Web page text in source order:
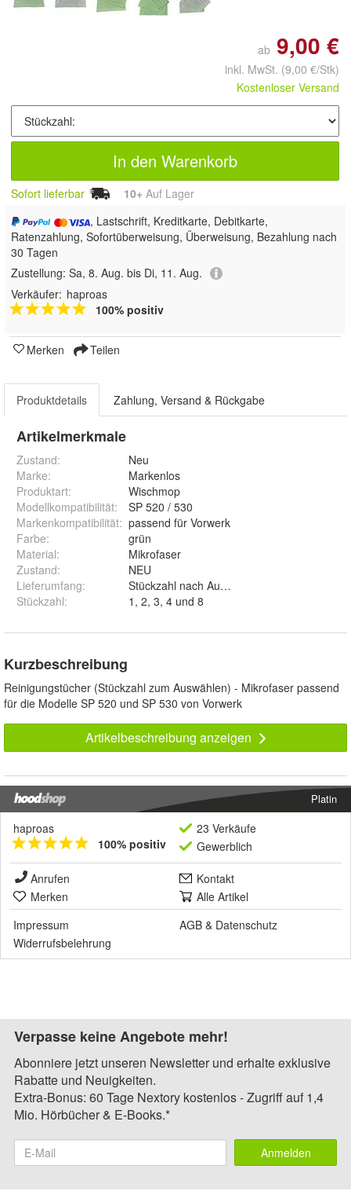
ab 9,00 €
inkl. MwSt. (9,00 €/Stk)
Kostenloser Versand
In den Warenkorb
Sofort lieferbar 10+ Auf Lager
, Lastschrift, Kreditkarte, Debitkarte,
Ratenzahlung, Sofortüberweisung, Überweisung, Bezahlung nach
30 Tagen
Zustellung: Sa, 8. Aug. bis Di, 11. Aug.
Verkäufer: haproas
100% positiv
Merken Teilen
Produktdetails Zahlung, Versand & Rückgabe
Artikelmerkmale
Zustand:
Neu
Marke:
Markenlos
Produktart:
Wischmop
Modellkompatibilität:
SP 520 / 530
Markenkompatibilität: passend für Vorwerk
Farbe:
grün
Material:
Mikrofaser
Zustand:
NEU
Lieferumfang:
Stückzahl nach Auswahl
Stückzahl: 1, 2, 3, 4 und 8
Kurzbeschreibung
Reinigungstücher (Stückzahl zum Auswählen) - Mikrofaser passend
für die Modelle SP 520 und SP 530 von Vorwerk
Artikelbeschreibung anzeigen
Platin
haproas
100% positiv
23 Verkäufe
Gewerblich
Anrufen
Kontakt
Merken
Alle Artikel
Impressum
AGB & Datenschutz
Widerrufsbelehrung
Verpasse keine Angebote mehr!
Abonniere jetzt unseren Newsletter und erhalte exklusive
Rabatte und Neuigkeiten.
Extra-Bonus: 60 Tage Nextory kostenlos - Zugriff auf 1,4
Mio. Hörbücher & E-Books.*
Anmelden